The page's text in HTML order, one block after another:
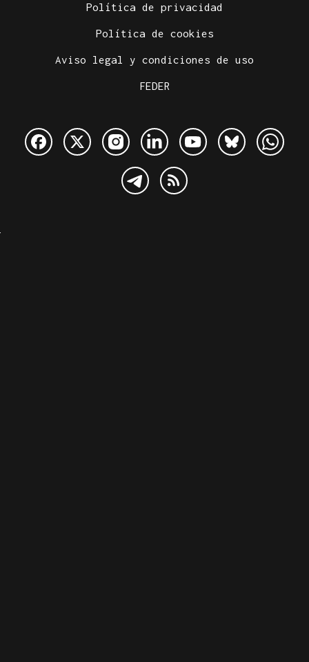
Política de privacidad
Política de cookies
Aviso legal y condiciones de uso
FEDER